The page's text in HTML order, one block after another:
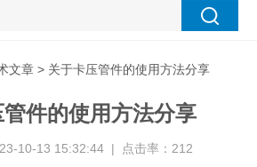
文章 > 关于卡压管件的使用方法分享
件的使用方法分享
10-13 15:32:44 | 点击率：212